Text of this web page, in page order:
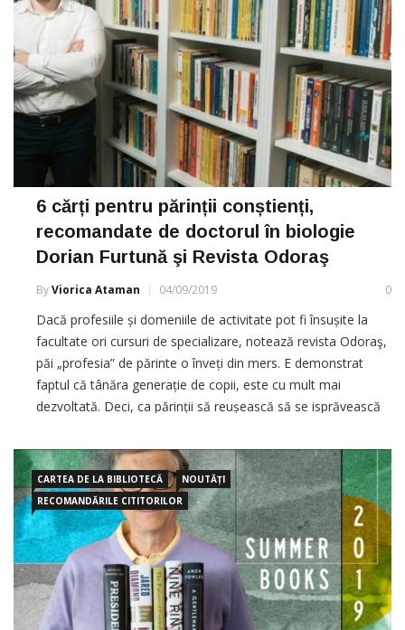
6 cărți pentru părinții conștienți,
recomandate de doctorul în biologie
Dorian Furtună şi Revista Odoraş
ByViorica Ataman 04/09/2019 0
Dacă profesiile și domeniile de activitate pot fi însușite la
facultate ori cursuri de specializare, notează revista Odoraş,
păi „profesia” de părinte o înveți din mers. E demonstrat
faptul că tânăra generație de copii, este cu mult mai
dezvoltată. Deci, ca părinții să reușească să se isprăvească
specialitate.
CARTEA DE LA BIBLIOTECĂ
NOUTĂȚI
RECOMANDĂRILE CITITORILOR